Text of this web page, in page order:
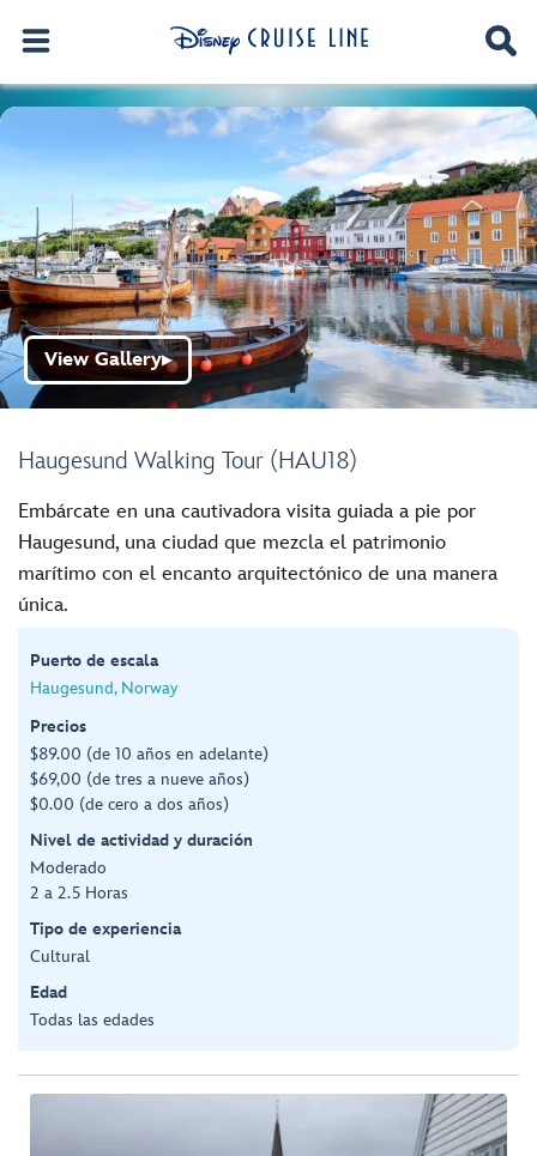
Haugesund Walking Tour (HAU18)
View Gallery▶
Embárcate en una cautivadora visita guiada a pie por
Haugesund, una ciudad que mezcla el patrimonio
marítimo con el encanto arquitectónico de una manera
única.
Puerto de escala
Haugesund, Norway
Precios
$89.00 (de 10 años en adelante)
$69,00 (de tres a nueve años)
$0.00 (de cero a dos años)
Nivel de actividad y duración
Moderado
2 a 2.5 Horas
Tipo de experiencia
Cultural
Edad
Todas las edades